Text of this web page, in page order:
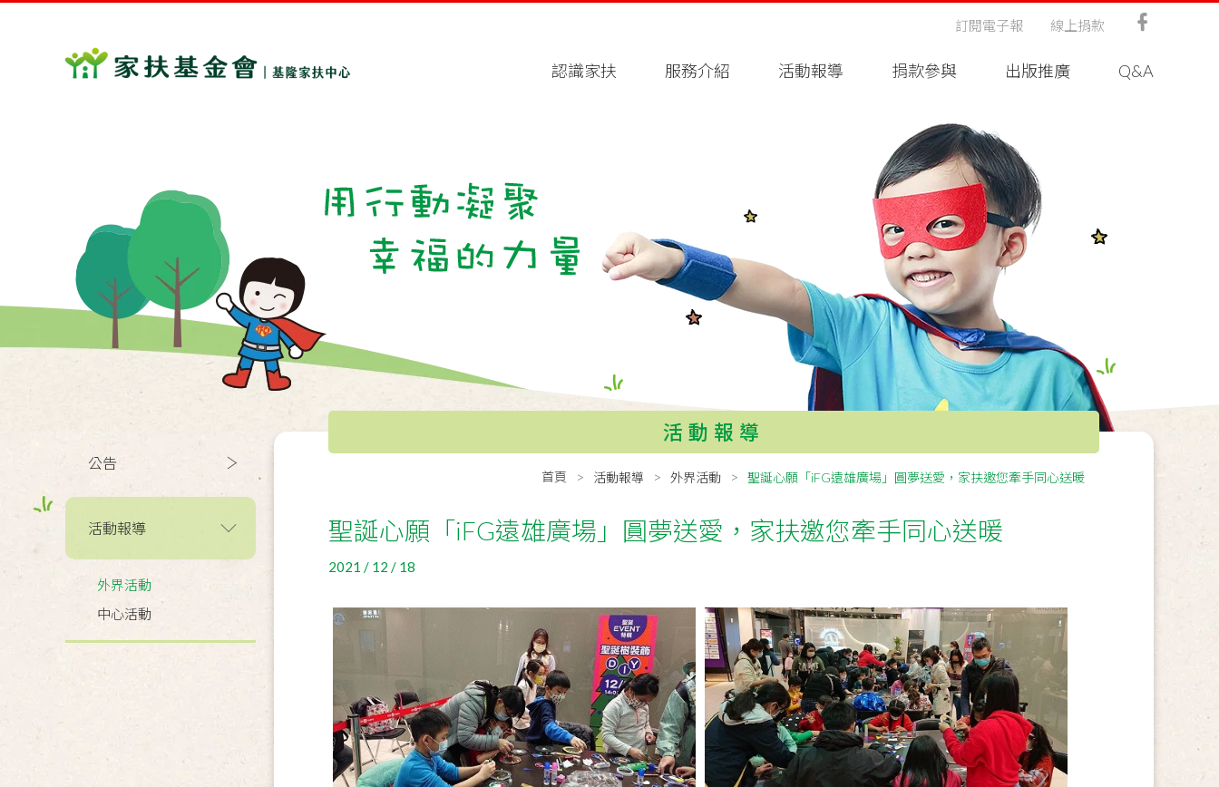
認識家扶 服務介紹 活動報導 捐款參與 出版推廣 Q&A
訂閱電子報 線上捐款
公告
活動報導
外界活動
中心活動
活動報導
首頁 活動報導 外界活動 聖誕心願「iFG遠雄廣場」圓夢送愛，家扶邀您牽手同心送暖
聖誕心願「iFG遠雄廣場」圓夢送愛，家扶邀您牽手同心送暖
2021 / 12 / 18